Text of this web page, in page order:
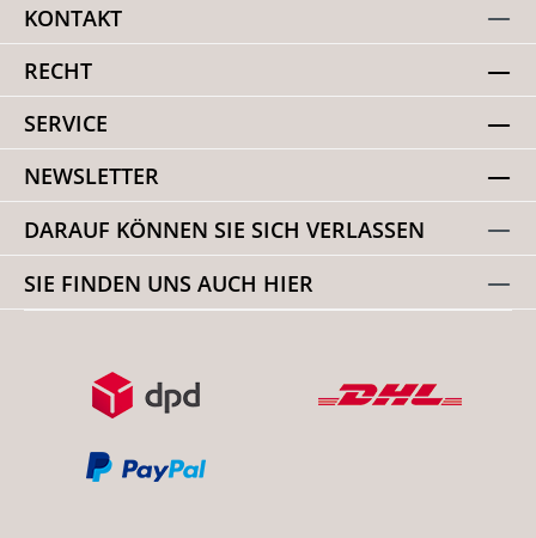
KONTAKT
RECHT
SERVICE
NEWSLETTER
DARAUF KÖNNEN SIE SICH VERLASSEN
SIE FINDEN UNS AUCH HIER